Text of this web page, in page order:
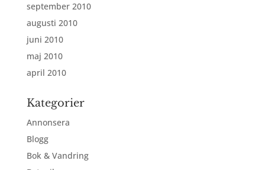
september 2010
augusti 2010
juni 2010
maj 2010
april 2010
Kategorier
Annonsera
Blogg
Bok & Vandring